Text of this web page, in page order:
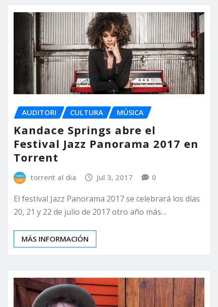
AUDITORI CULTURA MÚSICA
Kandace Springs abre el
Festival Jazz Panorama 2017 en
Torrent
torrent al dia Jul 3, 2017 0
El festival Jazz Panorama 2017 se celebrará los días
20, 21 y 22 de julio de 2017 otro año más…
MÁS INFORMACIÓN